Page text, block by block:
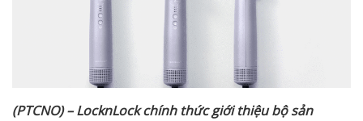
(PTCNO) – LocknLock chính thức giới thiệu bộ sản